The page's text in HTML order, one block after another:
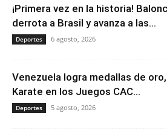
¡Primera vez en la historia!
derrota a Brasil y avanza a las...
Deportes 6 agosto, 2026
Venezuela logra medallas de
Karate en los Juegos CAC...
Deportes 5 agosto, 2026